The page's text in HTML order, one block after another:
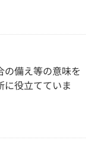
備え等の意味を
に役立てていま